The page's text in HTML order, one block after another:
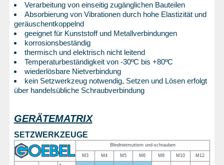
Verarbeitung von einseitig zugänglichen Bauteilen
Absorbierung von Vibrationen durch hohe Elastizität und
geräuschentkoppelnd
geeignet für Kunststoff und Metallverbindungen
korrosionsbeständig
thermisch und elektrisch nicht leitend
Temperaturbeständigkeit von -30ºC bis +80ºC
wiederlösbare Nietverbindung
kein Setzwerkzeug notwendig, Setzen und Lösen erfolgt
über handelsübliche Schraubverbindung
GERÄTEMATRIX
SETZWERKZEUGE
Blindnietmuttern und-schrauben
M3 M4 M5 M6 M8 M10 M12